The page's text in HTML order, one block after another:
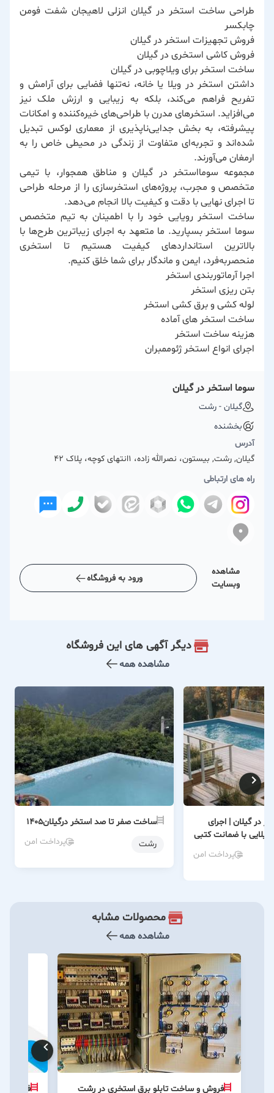
طراحی ساخت استخر در گیلان انزلی لاهیجان شفت فومن
چابکسر
فروش تجهیزات استخر در گیلان
فروش کاشی استخری در گیلان
ساخت استخر برای ویلاچوبی در گیلان
داشتن استخر در ویلا یا خانه، نه‌تنها فضایی برای آرامش و
تفریح فراهم می‌کند، بلکه به زیبایی و ارزش ملک نیز
می‌افزاید. استخرهای مدرن با طراحی‌های خیره‌کننده و امکانات
پیشرفته، به بخش جدایی‌ناپذیری از معماری لوکس تبدیل
شده‌اند و تجربه‌ای متفاوت از زندگی در محیطی خاص را به
ارمغان می‌آورند.
مجموعه سومااستخر در گیلان و مناطق همجوار، با تیمی
متخصص و مجرب، پروژه‌های استخرسازی را از مرحله طراحی
تا اجرای نهایی با دقت و کیفیت بالا انجام می‌دهد.
ساخت استخر رویایی خود را با اطمینان به تیم متخصص
سوما استخر بسپارید. ما متعهد به اجرای زیباترین طرح‌ها با
بالاترین استانداردهای کیفیت هستیم تا استخری
منحصربه‌فرد، ایمن و ماندگار برای شما خلق کنیم.
اجرا آرماتوربندی استخر
بتن ریزی استخر
لوله کشی و برق کشی استخر
ساخت استخر های آماده
هزینه ساخت استخر
اجرای انواع استخر ژئوممبران
سوما استخر در گیلان
گیلان - رشت
بخشنده
آدرس
گیلان, رشت, بیستون، نصرالله زاده، ۱انتهای کوچه، پلاک ۴۲
راه های ارتباطی
مشاهده
وبسایت
ورود به فروشگاه
دیگر آگهی های این فروشگاه
مشاهده همه
در گیلان | اجرای
با ضمانت کتبی
پرداخت امن
ساخت صفر تا صد استخر درگیلان۱۴۰۵
رشت
پرداخت امن
محصولات مشابه
مشاهده همه
فروش و ساخت تابلو برق استخری در رشت فروش و